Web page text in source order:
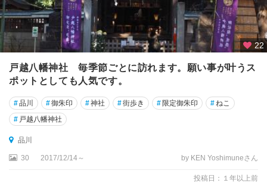
22
戸越八幡神社 毎季節ごとに訪れます。願い事が叶うス
ポットとしても人気です。
#品川 #御朱印 #神社 #街歩き #限定御朱印 #ねこ
# 戸越八幡神社
品川
30 2017/12/14～ by KEN Yoshimuneさん
投稿日：１年以上前